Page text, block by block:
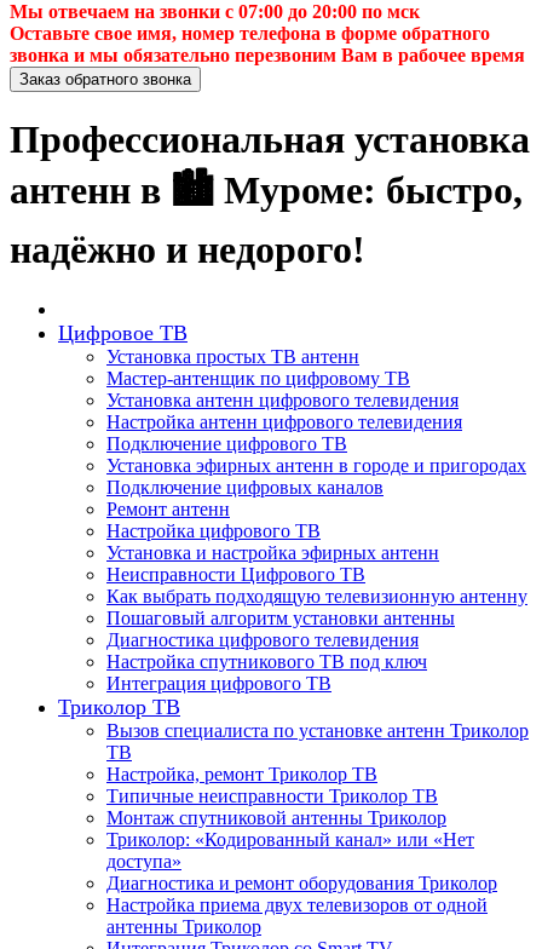
Мы отвечаем на звонки с 07:00 до 20:00 по мск
Оставьте свое имя, номер телефона в форме обратного
звонка и мы обязательно перезвоним Вам в рабочее время
Заказ обратного звонка
Профессиональная установка
антенн в 🏙️ Муроме: быстро,
надёжно и недорого!
Цифровое ТВ
Установка простых ТВ антенн
Мастер-антенщик по цифровому ТВ
Установка антенн цифрового телевидения
Настройка антенн цифрового телевидения
Подключение цифрового ТВ
Установка эфирных антенн в городе и пригородах
Подключение цифровых каналов
Ремонт антенн
Настройка цифрового ТВ
Установка и настройка эфирных антенн
Неисправности Цифрового ТВ
Как выбрать подходящую телевизионную антенну
Пошаговый алгоритм установки антенны
Диагностика цифрового телевидения
Настройка спутникового ТВ под ключ
Интеграция цифрового ТВ
Триколор ТВ
Вызов специалиста по установке антенн Триколор
ТВ
Настройка, ремонт Триколор ТВ
Типичные неисправности Триколор ТВ
Монтаж спутниковой антенны Триколор
Триколор: «Кодированный канал» или «Нет
доступа»
Диагностика и ремонт оборудования Триколор
Настройка приема двух телевизоров от одной
антенны Триколор